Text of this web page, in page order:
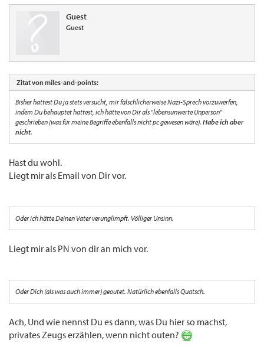
Guest
Guest
Zitat von miles-and-points:
Bisher hattest Du ja stets versucht, mir fälschlicherweise Nazi-Sprech vorzuwerfen,
indem Du behauptet hattest, ich hätte von Dir als "lebensunwerte Unperson"
geschrieben (was für meine Begriffe ebenfalls nicht pc gewesen wäre). Habe ich aber
nicht.
Hast du wohl.
Liegt mir als Email von Dir vor.
Oder ich hätte Deinen Vater verunglimpft. Völliger Unsinn.
Liegt mir als PN von dir an mich vor.
Oder Dich (als was auch immer) geoutet. Natürlich ebenfalls Quatsch.
Ach, Und wie nennst Du es dann, was Du hier so machst,
privates Zeugs erzählen, wenn nicht outen?